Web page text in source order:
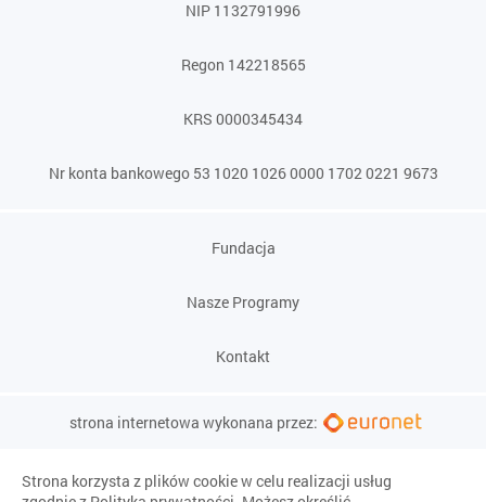
NIP 1132791996
Regon 142218565
KRS 0000345434
Nr konta bankowego 53 1020 1026 0000 1702 0221 9673
Fundacja
Nasze Programy
Kontakt
strona internetowa wykonana przez:
Strona korzysta z plików cookie w celu realizacji usług